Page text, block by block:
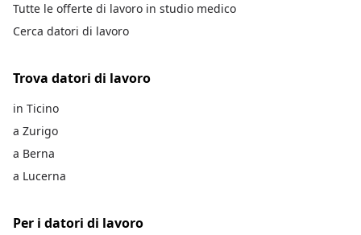
Tutte le offerte di lavoro in studio medico
Cerca datori di lavoro
Trova datori di lavoro
in Ticino
a Zurigo
a Berna
a Lucerna
Per i datori di lavoro